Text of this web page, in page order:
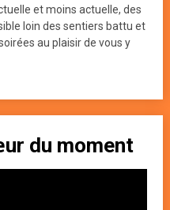
et moins actuelle, des
loin des sentiers battu et
au plaisir de vous y
du moment